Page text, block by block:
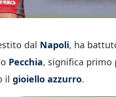
dal Napoli, ha
Pecchia, significa primo
il gioiello azzurro.